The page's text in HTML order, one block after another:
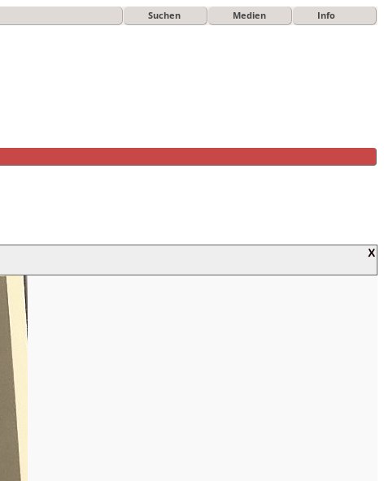
Suchen Medien Info